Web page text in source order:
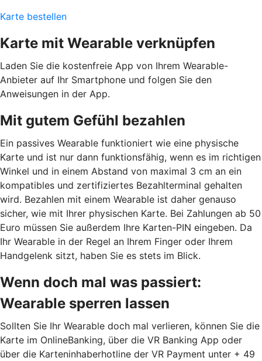
Karte bestellen
Karte mit Wearable verknüpfen
Laden Sie die kostenfreie App von Ihrem Wearable-
Anbieter auf Ihr Smartphone und folgen Sie den
Anweisungen in der App.
Mit gutem Gefühl bezahlen
Ein passives Wearable funktioniert wie eine physische
Karte und ist nur dann funktionsfähig, wenn es im richtigen
Winkel und in einem Abstand von maximal 3 cm an ein
kompatibles und zertifiziertes Bezahlterminal gehalten
wird. Bezahlen mit einem Wearable ist daher genauso
sicher, wie mit Ihrer physischen Karte. Bei Zahlungen ab 50
Euro müssen Sie außerdem Ihre Karten-PIN eingeben. Da
Ihr Wearable in der Regel an Ihrem Finger oder Ihrem
Handgelenk sitzt, haben Sie es stets im Blick.
Wenn doch mal was passiert:
Wearable sperren lassen
Sollten Sie Ihr Wearable doch mal verlieren, können Sie die
Karte im OnlineBanking, über die VR Banking App oder
über die Karteninhaberhotline der VR Payment unter + 49